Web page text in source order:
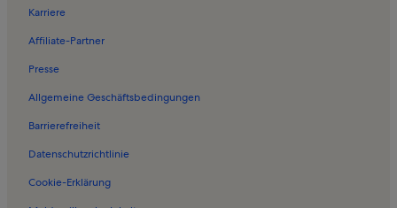
Karriere
Affiliate-Partner
Presse
Allgemeine Geschäftsbedingungen
Barrierefreiheit
Datenschutzrichtlinie
Cookie-Erklärung